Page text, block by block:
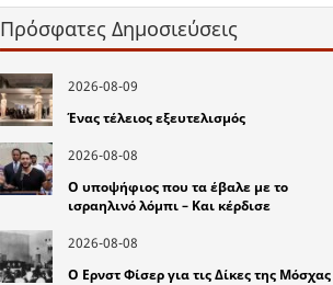
Πρόσφατες Δημοσιεύσεις
2026-08-09
Ένας τέλειος εξευτελισμός
2026-08-08
Ο υποψήφιος που τα έβαλε με το
ισραηλινό λόμπι – Και κέρδισε
2026-08-08
Ο Ερνστ Φίσερ για τις Δίκες της Μόσχας